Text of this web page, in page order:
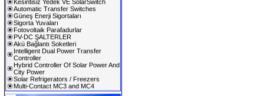
Kesintisiz Yedek VE SolarSwitch
Automatic Transfer Switches
Güneş Enerji Sigortaları
Sigorta Yuvaları
Fotovoltaik Parafadurlar
PV-DC ŞALTERLER
Akü Bağlantı Soketleri
Intelligent Dual Power Transfer
Controller
Hybrid Controller Of Solar Power And
City Power
Solar Refrigerators / Freezers
Multi-Contact MC3 and MC4